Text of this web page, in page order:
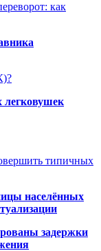
как
легковушек
типичных
населённых
задержки